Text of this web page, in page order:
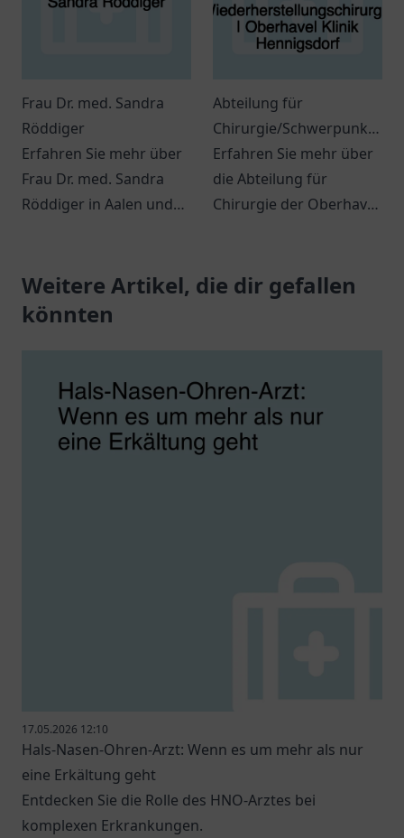
Frau Dr. med. Sandra
Röddiger
Erfahren Sie mehr über
Frau Dr. med. Sandra
Röddiger in Aalen und
Strahlentherapie in ihrer
Praxis.
Abteilung für
Chirurgie/Schwerpunkt
Orthopädie, Unfall-,
Hand- und
Erfahren Sie mehr über
die Abteilung für
Chirurgie der Oberhavel
Behandlung in
Orthopädie und
Weitere Artikel, die dir gefallen
könnten
17.05.2026 12:10
Hals-Nasen-Ohren-Arzt: Wenn es um mehr als nur
eine Erkältung geht
Entdecken Sie die Rolle des HNO-Arztes bei
komplexen Erkrankungen.